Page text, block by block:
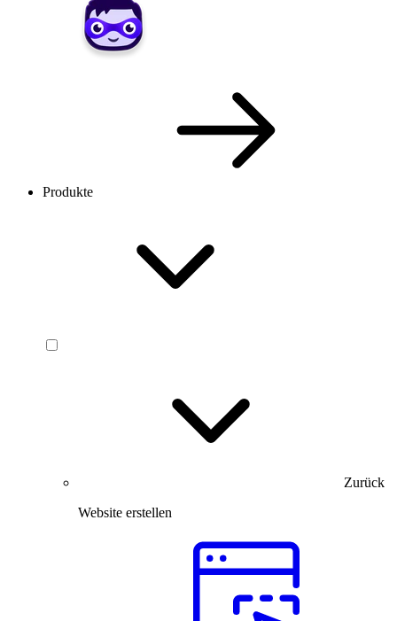
Produkte
Zurück
Website erstellen